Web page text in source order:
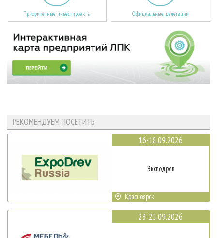
Приоритетные инвестпроекты Официальные делегации
РЕКОМЕНДУЕМ ПОСЕТИТЬ
16-18.09.2026
Эксподрев
Красноярск
23-25.09.2026